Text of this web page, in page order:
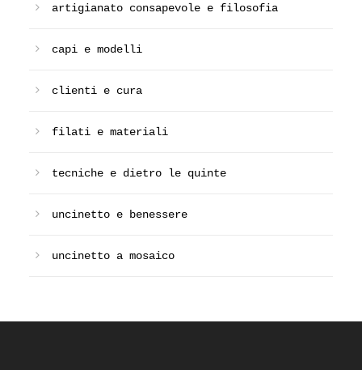
artigianato consapevole e filosofia
capi e modelli
clienti e cura
filati e materiali
tecniche e dietro le quinte
uncinetto e benessere
uncinetto a mosaico